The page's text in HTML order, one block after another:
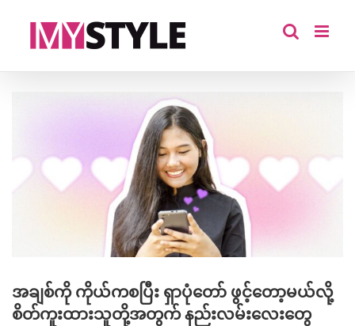
အချစ်ကို ကိုယ်ကစပြီး ရှာပုံတော် ဖွင့်တော့မယ်လို့
စိတ်ကူးထားသူတို့အတွက် နည်းလမ်းလေးတွေ